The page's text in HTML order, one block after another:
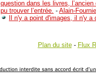
question dans les livres,
pu trouver l’entrée. - Alain-
Il n'y a point d'images, il n'y a
Plan du site- Flux